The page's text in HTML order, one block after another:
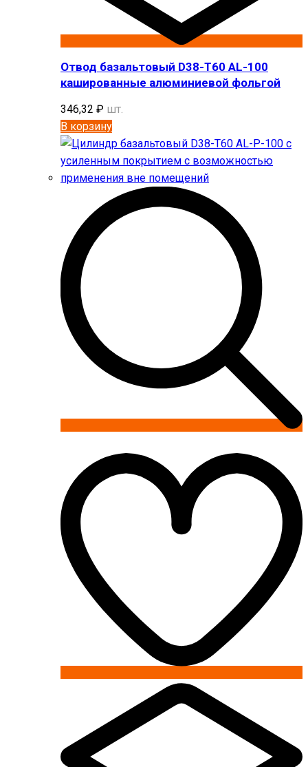
Отвод базальтовый D38-T60 AL-100
кашированные алюминиевой фольгой
346,32 ₽ шт.
В корзину